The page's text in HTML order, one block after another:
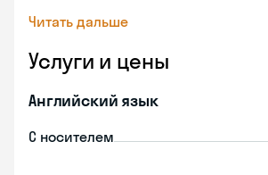
Читать дальше
Услуги и цены
Английский язык
С носителем